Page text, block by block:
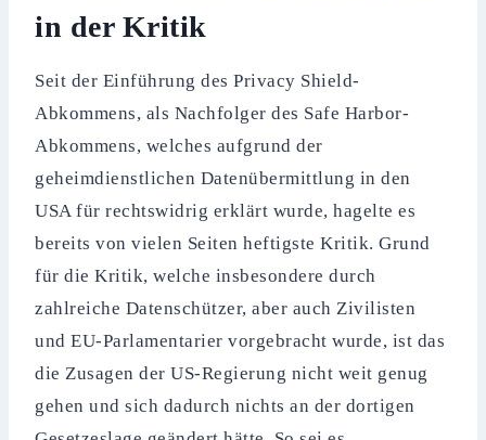
in der Kritik
Seit der Einführung des Privacy Shield-
Abkommens, als Nachfolger des Safe Harbor-
Abkommens, welches aufgrund der
geheimdienstlichen Datenübermittlung in den
USA für rechtswidrig erklärt wurde, hagelte es
bereits von vielen Seiten heftigste Kritik. Grund
für die Kritik, welche insbesondere durch
zahlreiche Datenschützer, aber auch Zivilisten
und EU-Parlamentarier vorgebracht wurde, ist das
die Zusagen der US-Regierung nicht weit genug
gehen und sich dadurch nichts an der dortigen